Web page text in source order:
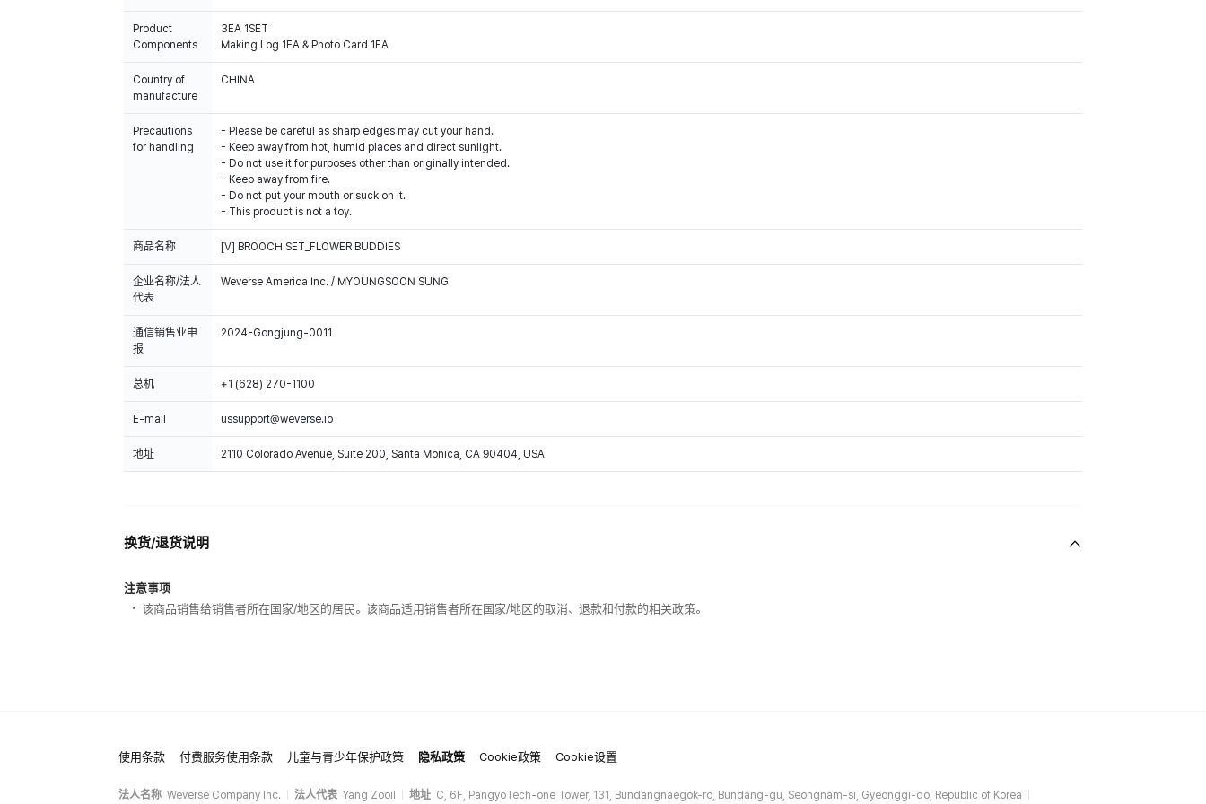
Product
Components
3EA 1SET
Making Log 1EA & Photo Card 1EA
Country of
manufacture
Precautions
for handling
- Please be careful as sharp edges may cut your hand.
- Keep away from hot, humid places and direct sunlight.
- Do not use it for purposes other than originally intended.
- Keep away from fire.
- Do not put your mouth or suck on it.
- This product is not a toy.
商品名称 [V] BROOCH SET_FLOWER BUDDIES
企业名称/法人
代表
Weverse America Inc. / MYOUNGSOON SUNG
通信销售业申
报
2024-Gongjung-0011
总机 +1 (628) 270-1100
E-mail ussupport@weverse.io
地址 2110 Colorado Avenue, Suite 200, Santa Monica, CA 90404, USA
换货/退货说明
注意事项
该商品销售给销售者所在国家/地区的居民。该商品适用销售者所在国家/地区的取消、退款和付款的相关政策。
使用条款 付费服务使用条款 儿童与青少年保护政策 隐私政策 Cookie政策 Cookie设置
法人名称 Weverse Company Inc. 法人代表 Yang Zooil 地址 C, 6F, PangyoTech-one Tower, 131, Bundangnaegok-ro, Bundang-gu, Seongnam-si, Gyeonggi-do, Republic of Korea